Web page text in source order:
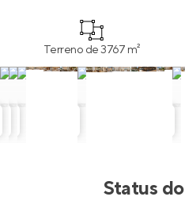
Terreno de 3767 m²
Status do